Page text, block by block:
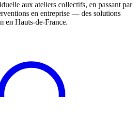
aux ateliers collectifs, en passant par
en entreprise — des solutions
en Hauts-de-France.